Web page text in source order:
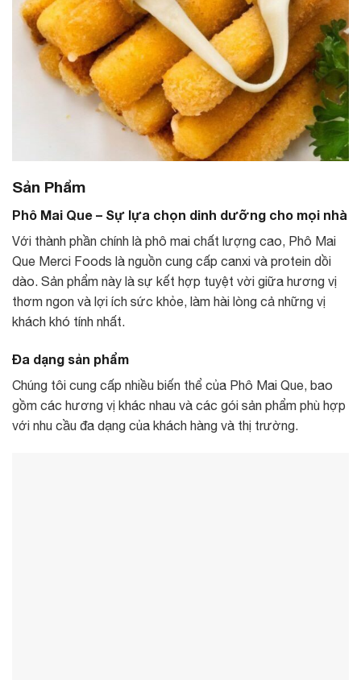
Sản Phẩm
Phô Mai Que – Sự lựa chọn dinh dưỡng cho mọi nhà
Với thành phần chính là phô mai chất lượng cao, Phô Mai
Que Merci Foods là nguồn cung cấp canxi và protein dồi
dào. Sản phẩm này là sự kết hợp tuyệt vời giữa hương vị
thơm ngon và lợi ích sức khỏe, làm hài lòng cả những vị
khách khó tính nhất.
Đa dạng sản phẩm
Chúng tôi cung cấp nhiều biến thể của Phô Mai Que, bao
gồm các hương vị khác nhau và các gói sản phẩm phù hợp
với nhu cầu đa dạng của khách hàng và thị trường.